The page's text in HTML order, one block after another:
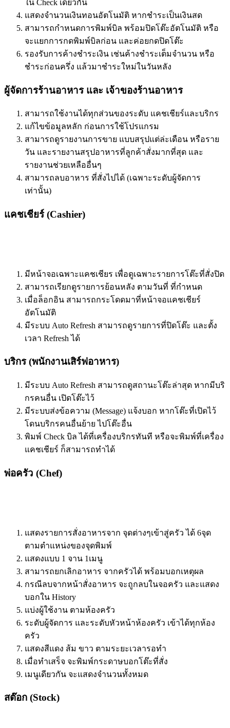
ใน Check เดียวกัน
แสดงจำนวนเงินทอนอัตโนมัติ หากชำระเป็นเงินสด
สามารถกำหนดการพิมพ์บิล พร้อมปิดโต๊ะอัตโนมัติ หรือ
จะแยกการกดพิมพ์บิลก่อน และค่อยกดปิดโต๊ะ
รองรับการค้างชำระเงิน เช่นค้างชำระเต็มจำนวน หรือ
ชำระก่อนครึ่ง แล้วมาชำระใหม่ในวันหลัง
ผู้จัดการร้านอาหาร และ เจ้าของร้านอาหาร
สามารถใช้งานได้ทุกส่วนของระดับ แคชเชียร์และบริกร
แก้ไขข้อมูลหลัก ก่อนการใช้โปรแกรม
สามารถดูรายงานการขาย แบบสรุปแต่ล่ะเดือน หรือราย
วัน และรายงานสรุปอาหารที่ลูกค้าสั่งมากที่สุด และ
รายงานช่วยเหลืออื่นๆ
สามารถลบอาหาร ที่สั่งไปได้ (เฉพาะระดับผู้จัดการ
เท่านั้น)
แคชเชียร์ (Cashier)
มีหน้าจอเฉพาะแคชเชียร เพื่อดูเฉพาะรายการโต๊ะที่สั่งปิด
สามารถเรียกดูรายการย้อนหลัง ตามวันที่ ที่กำหนด
เมื่อล็อกอิน สามารถกระโดดมาที่หน้าจอแคชเชียร์
อัตโนมัติ
มีระบบ Auto Refresh สามารถดูรายการที่ปิดโต๊ะ และตั้ง
เวลา Refresh ได้
บริกร (พนักงานเสิร์ฟอาหาร)
มีระบบ Auto Refresh สามารถดูสถานะโต๊ะล่าสุด หากมีบริ
กรคนอื่น เปิดโต๊ะไว้
มีระบบส่งข้อความ (Message) แจ้งบอก หากโต๊ะที่เปิดไว้
โดนบริกรคนอื่นย้าย ไปโต๊ะอื่น
พิมพ์ Check บิล ได้ที่เครื่องบริกรทันที หรือจะพิมพ์ที่เครื่อง
แคชเชียร์ ก็สามารถทำได้
พ่อครัว (Chef)
แสดงรายการสั่งอาหารจาก จุดต่างๆเข้าสู่ครัว ได้ 6จุด
ตามตำแหน่งของจุดพิมพ์
แสดงแบบ 1 จาน 1เมนู
สามารถยกเลิกอาหาร จากครัวได้ พร้อมบอกเหตุผล
กรณีลบจากหน้าสั่งอาหาร จะถูกลบในจอครัว และแสดง
บอกใน History
แบ่งผู้ใช้งาน ตามห้องครัว
ระดับผู้จัดการ และระดับหัวหน้าห้องครัว เข้าได้ทุกห้อง
ครัว
แสดงสีแดง ส้ม ขาว ตามระยะเวลารอทำ
เมื่อทำเสร็จ จะพิมพ์กระดาษบอกโต๊ะที่สั่ง
เมนูเดียวกัน จะแสดงจำนวนทั้งหมด
สต๊อก (Stock)